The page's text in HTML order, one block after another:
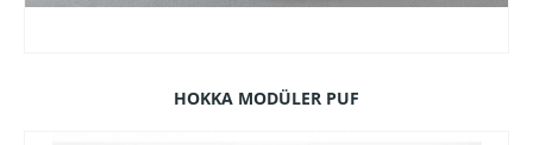
HOKKA MODÜLER PUF